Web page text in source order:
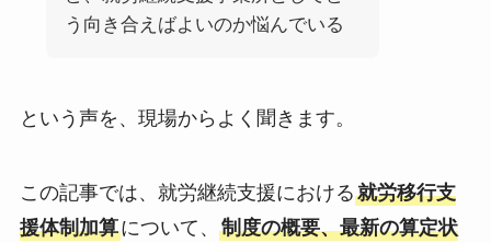
う向き合えばよいのか悩んでいる
という声を、現場からよく聞きます。
この記事では、就労継続支援における就労移行支
援体制加算について、 制度の概要、最新の算定状